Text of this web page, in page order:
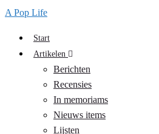
A Pop Life
Start
Artikelen
Berichten
Recensies
In memoriams
Nieuws items
Lijsten